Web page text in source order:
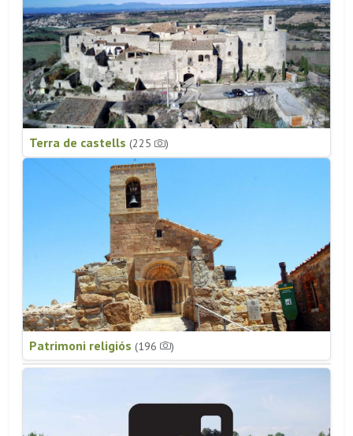
Terra de castells (225 )
Patrimoni religiós (196 )